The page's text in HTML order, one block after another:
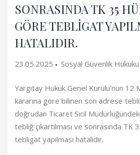
SONRASINDA TK 35
GÖRE TEBLİGAT
HATALIDIR.
23.05.2025 Sosyal Güvenlik Hukuku
Yargıtay Hukuk Genel Kurulu’nun
kararına göre bilinen son adrese
doğrudan Ticaret Sicil
tebliğ çıkartılması ve sonrasında TK
tebligat yapılması hatalıdır.